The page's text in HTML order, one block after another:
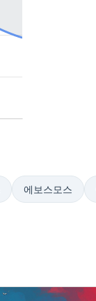
에보스모스